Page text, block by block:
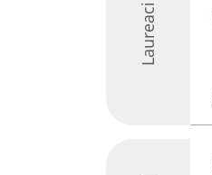
Laureaci